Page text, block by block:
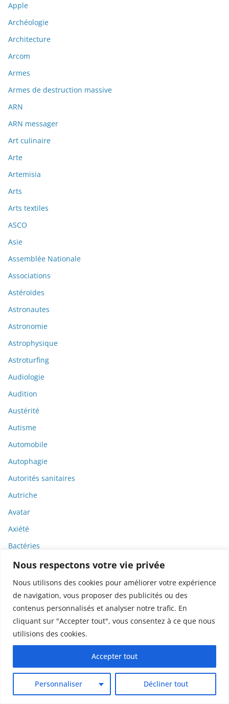
Nous respectons votre vie privée
Nous utilisons des cookies pour améliorer votre expérience
de navigation, vous proposer des publicités ou des
contenus personnalisés et analyser notre trafic. En
cliquant sur "Accepter tout", vous consentez à ce que nous
utilisions des cookies.
Personnaliser Décliner tout
Accepter tout
Apple
Archéologie
Architecture
Arcom
Armes
Armes de destruction massive
ARN
ARN messager
Art culinaire
Arte
Artemisia
Arts
Arts textiles
ASCO
Asie
Assemblée Nationale
Associations
Astéroïdes
Astronautes
Astronomie
Astrophysique
Astroturfing
Audiologie
Audition
Austérité
Autisme
Automobile
Autophagie
Autorités sanitaires
Autriche
Avatar
Axiété
Bactéries
Bamlanivimab
Bandes dessinées
Banque
Banque de France
BD
Biais
Bibliographie
Biélorussie